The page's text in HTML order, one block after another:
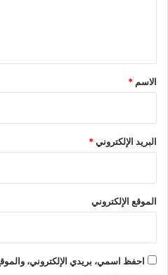
*
الاسم *
البريد الإلكتروني*
الموقع الإلكتروني
احفظ اسمي، بريدي الإلكتروني،